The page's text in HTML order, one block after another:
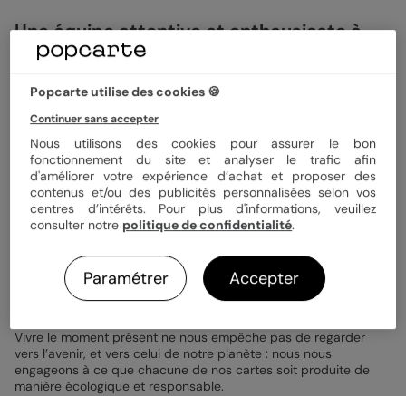
Une équipe attentive et enthousiaste à
votre service
Toute l’équipe Popcarte se nourrit de vos retours, nous sommes
une équipe enthousiaste, bienveillante, créative et toujours
prête à vous rendre service.
Notre objectif est de vous aider, d’échanger et d’écouter tout
ce que vous avez à nous dire. On fait partie de ceux qui
pensent qu'une oreille attentive tendue à destination de nos
chers clients nous fait grandir plus vite que des plans
stratégiques sur la comète.
Popcarte : des cartes made in France et
écoresponsables !
Vivre le moment présent ne nous empêche pas de regarder
vers l’avenir, et vers celui de notre planète : nous nous
engageons à ce que chacune de nos cartes soit produite de
manière écologique et responsable.
Popcarte utilise des cookies 🍪
Continuer sans accepter
Nous utilisons des cookies pour assurer le bon
fonctionnement du site et analyser le trafic afin
d'améliorer votre expérience d’achat et proposer des
contenus et/ou des publicités personnalisées selon vos
centres d’intérêts. Pour plus d'informations, veuillez
consulter notre politique de confidentialité.
Paramétrer Accepter